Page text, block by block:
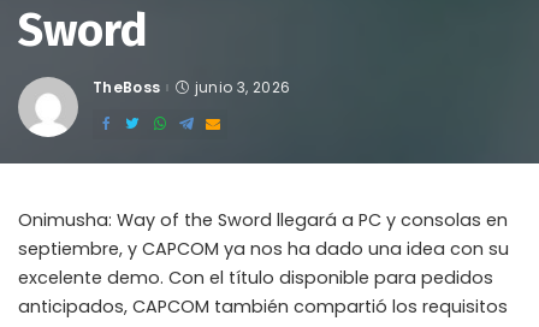
Sword
Posted
TheBoss junio 3, 2026
Onimusha: Way of the Sword llegará a PC y consolas en
septiembre, y CAPCOM ya nos ha dado una idea con su
excelente demo. Con el título disponible para pedidos
anticipados, CAPCOM también compartió los requisitos